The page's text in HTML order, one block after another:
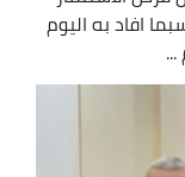
افاد به اليوم